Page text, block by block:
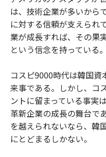
は、技術企業が多いから
に対する信頼が支えられ
業が成長すれば、その果
という信念を持っている。
コスピ9000時代は韓国
来事である。しかし、コ
ントに留まっている事実
革新企業の成長の舞台で
を越えられないなら、韓
にとどまるしかない。